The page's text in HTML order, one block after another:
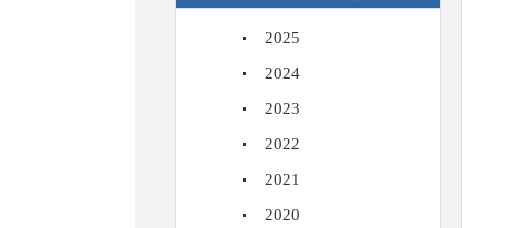
2025
2024
2023
2022
2021
2020